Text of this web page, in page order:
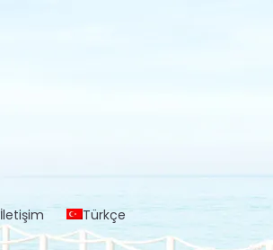
İletişim Türkçe